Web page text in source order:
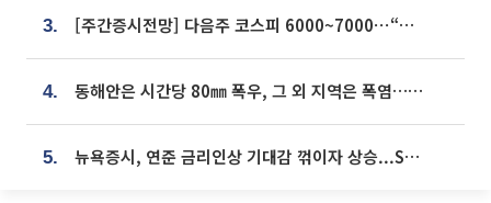
3. [주간증시전망] 다음주 코스피 6000~7000⋯“外人 수급은 정책이 변수”
4. 동해안은 시간당 80㎜ 폭우, 그 외 지역은 폭염…‘극과 극 날씨’
5. 뉴욕증시, 연준 금리인상 기대감 꺾이자 상승...S&P500 사상 최고치 [종합]